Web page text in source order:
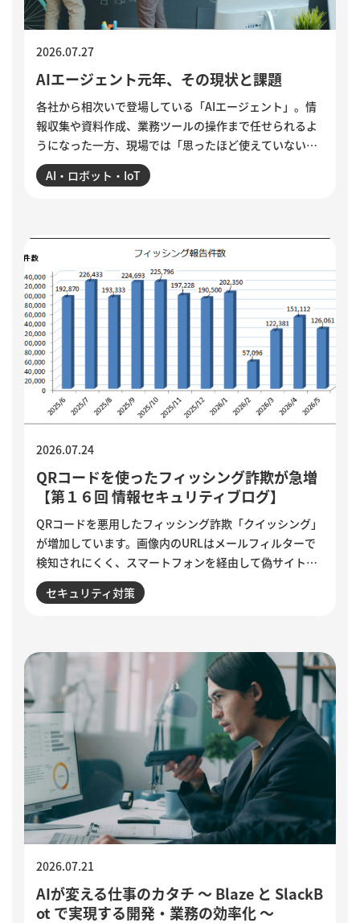
AIエージェント元年、その現状と課題
2026.07.27
各社から相次いで登場している「AIエージェント」。情
報収集や資料作成、業務ツールの操作まで任せられるよ
うになった一方、現場では「思ったほど使えていない」
という声も聞かれます。各社のAIエージェント機能を紹
介するとともに、導入がうまくいかない5つの理由を整
ます。
AI・ロボット・IoT
QRコードを使ったフィッシング詐欺が急増
【第１６回 情報セキュリティブログ】
2026.07.24
QRコードを悪用したフィッシング詐欺「クイッシング」
が増加しています。画像内のURLはメールフィルターで
検知されにくく、スマートフォンを経由して偽サイトへ
誘導される点が特徴です。セキュリティ意識が高い人ほ
ど狙われる巧妙な手口と、被害を防ぐために実践したい3
セキュリティ対策
AIが変える仕事のカタチ ～ Blaze と SlackB
ot で実現する開発・業務の効率化 ～
2026.07.21